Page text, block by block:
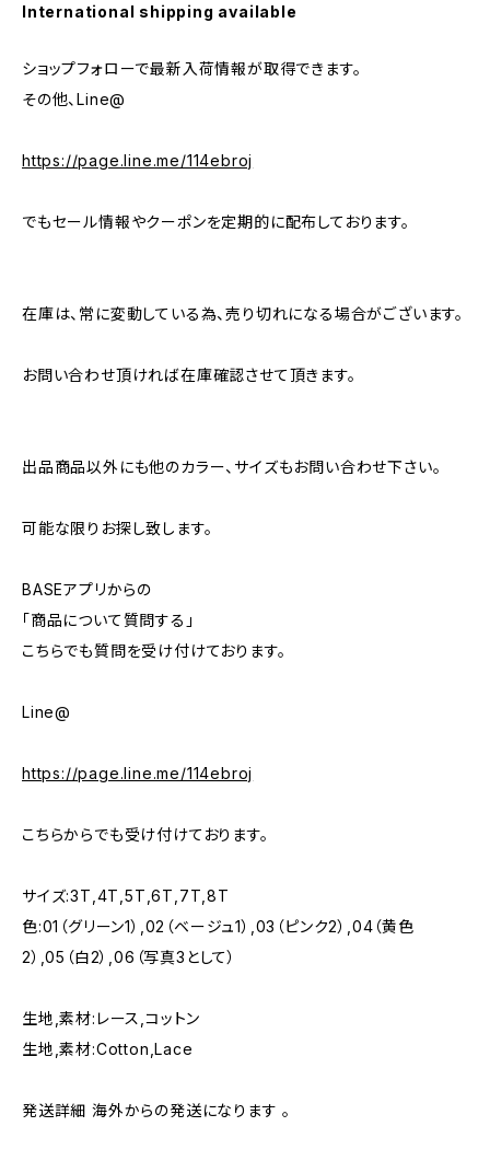
International shipping available
ショップフォローで最新入荷情報が取得できます。
その他、Line@
https://page.line.me/114ebroj
でもセール情報やクーポンを定期的に配布しております。
在庫は、常に変動している為、売り切れになる場合がございます。
お問い合わせ頂ければ在庫確認させて頂きます。
出品商品以外にも他のカラー、サイズもお問い合わせ下さい。
可能な限りお探し致します。
BASEアプリからの
「商品について質問する」
こちらでも質問を受け付けております。
Line@
https://page.line.me/114ebroj
こちらからでも受け付けております。
サイズ:3T,4T,5T,6T,7T,8T
色:01（グリーン1）,02（ベージュ1）,03（ピンク2）,04（黄色
2）,05（白2）,06（写真3として）
生地,素材:レース,コットン
生地,素材:Cotton,Lace
発送詳細 海外からの発送になります 。